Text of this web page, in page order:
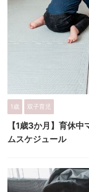
1歳 双子育児
【1歳3か月】育休
ムスケジュール